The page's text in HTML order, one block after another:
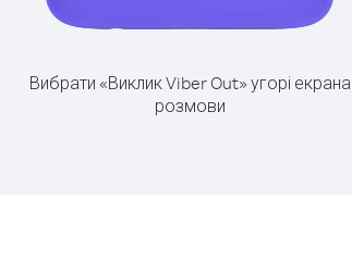
Вибрати «Виклик Viber Out» угорі екрана
розмови